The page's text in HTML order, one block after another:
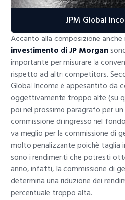
JPM Global
Accanto alla composizione anche i
investimento di JP Morgan
importante per misurare la
rispetto ad altri competitors.
Global Income è appesantito da
oggettivamente troppo alte (su
poi nel prossimo paragrafo per
commissione di ingresso nel
va meglio per la commissione di
molto penalizzante poichè taglia
sono i rendimenti che potresti
anno, infatti, la commissione di
determina una riduzione dei
percentuale troppo alta.